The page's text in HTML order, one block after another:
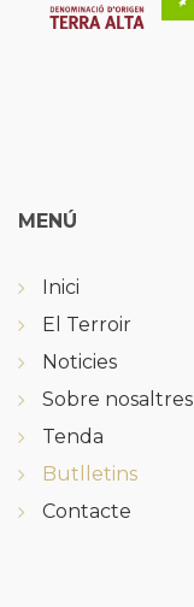
MENÚ
Inici
El Terroir
Noticies
Sobre nosaltres
Tenda
Butlletins
Contacte